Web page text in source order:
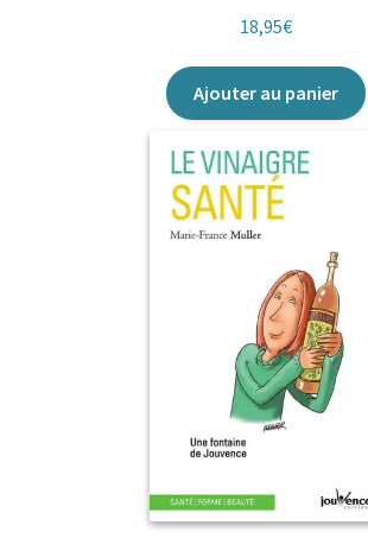
18,95€
Ajouter au panier